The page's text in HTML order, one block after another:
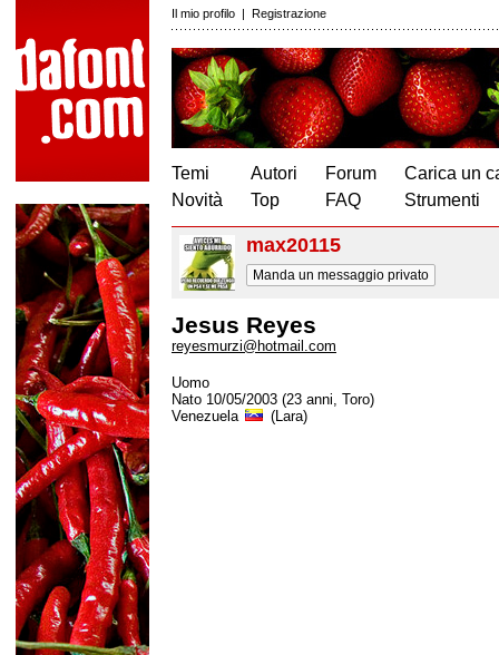
Il mio profilo | Registrazione
Temi
Novità
Autori
Top
Forum
FAQ
Carica un
Strumenti
max20115
Manda un messaggio privato
Jesus Reyes
reyesmurzi@hotmail.com
Uomo
Nato 10/05/2003 (23 anni, Toro)
Venezuela
(Lara)